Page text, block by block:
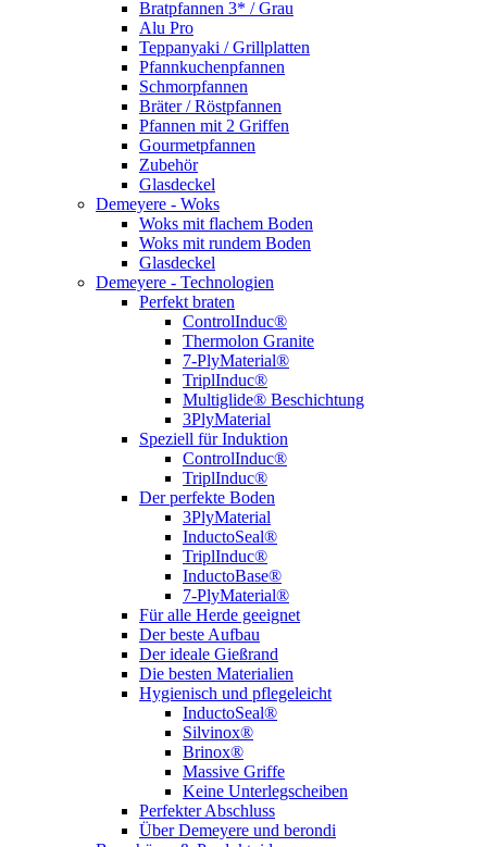
Bratpfannen 3* / Grau
Alu Pro
Teppanyaki / Grillplatten
Pfannkuchenpfannen
Schmorpfannen
Bräter / Röstpfannen
Pfannen mit 2 Griffen
Gourmetpfannen
Zubehör
Glasdeckel
Demeyere - Woks
Woks mit flachem Boden
Woks mit rundem Boden
Glasdeckel
Demeyere - Technologien
Perfekt braten
ControlInduc®
Thermolon Granite
7-PlyMaterial®
TriplInduc®
Multiglide® Beschichtung
3PlyMaterial
Speziell für Induktion
ControlInduc®
TriplInduc®
Der perfekte Boden
3PlyMaterial
InductoSeal®
TriplInduc®
InductoBase®
7-PlyMaterial®
Für alle Herde geeignet
Der beste Aufbau
Der ideale Gießrand
Die besten Materialien
Hygienisch und pflegeleicht
InductoSeal®
Silvinox®
Brinox®
Massive Griffe
Keine Unterlegscheiben
Perfekter Abschluss
Über Demeyere und berondi